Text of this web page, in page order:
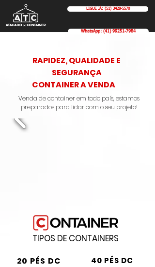
LIGUE JÁ: (51) 3428-5570
WhatsApp: (41) 99251-7984
RAPIDEZ, QUALIDADE E
SEGURANÇA
CONTAINER A VENDA
Venda de container em todo país, estamos
preparados para lidar com o seu projeto!
TIPOS DE CONTAINERS
20 PÉS DC 40 PÉS DC